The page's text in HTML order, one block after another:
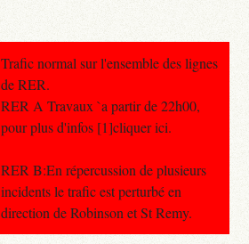
Trafic normal sur l'ensemble des lignes
de RER.
RER A Travaux `a partir de 22h00,
pour plus d'infos [1]cliquer ici.
RER B:En répercussion de plusieurs
incidents le trafic est perturbé en
direction de Robinson et St Remy.